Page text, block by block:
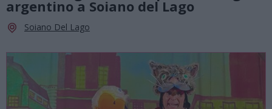
argentino a Soiano del Lago
Soiano Del Lago